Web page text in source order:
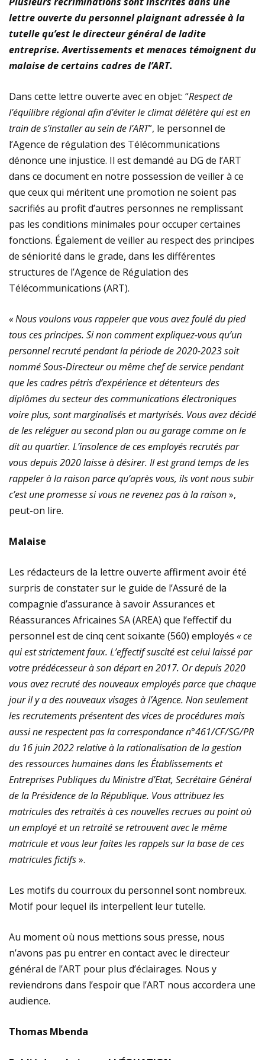
plastiques
Immersion au cœur de la transition écologique : La
FOCACO salue la transparence d’ECOGREEN et exige
le maintien strict du Cap 30% R-PET au 1er décembre
Tournoi de la Paix 2026 – Match d’ouverture :
rencontre féminine exceptionnelle !
lettre ouverte du personnel plaignant adressée à la
tutelle qu’est le directeur général de ladite
entreprise. Avertissements et menaces témoignent du
malaise de certains cadres de l’ART.
Dans cette lettre ouverte avec en objet: “Respect de
l’équilibre régional afin d’éviter le climat délétère qui est en
train de s’installer au sein de l’ART”, le personnel de
l’Agence de régulation des Télécommunications
dénonce une injustice. Il est demandé au DG de l’ART
dans ce document en notre possession de veiller à ce
que ceux qui méritent une promotion ne soient pas
sacrifiés au profit d’autres personnes ne remplissant
pas les conditions minimales pour occuper certaines
fonctions. Également de veiller au respect des principes
de séniorité dans le grade, dans les différentes
structures de l’Agence de Régulation des
Télécommunications (ART).
«Nous voulons vous rappeler que vous avez foulé du pied
tous ces principes. Si non comment expliquez-vous qu’un
personnel recruté pendant la période de 2020-2023 soit
nommé Sous-Directeur ou même chef de service pendant
que les cadres pétris d’expérience et détenteurs des
diplômes du secteur des communications électroniques
voire plus, sont marginalisés et martyrisés. Vous avez décidé
de les reléguer au second plan ou au garage comme on le
dit au quartier. L’insolence de ces employés recrutés par
vous depuis 2020 laisse à désirer. Il est grand temps de les
rappeler à la raison parce qu’après vous, ils vont nous subir
c’est une promesse si vous ne revenez pas à la raison»,
peut-on lire.
Malaise
Les rédacteurs de la lettre ouverte affirment avoir été
surpris de constater sur le guide de l’Assuré de la
compagnie d’assurance à savoir Assurances et
Réassurances Africaines SA (AREA) que l’effectif du
personnel est de cinq cent soixante (560) employés «ce
qui est strictement faux. L’effectif suscité est celui laissé par
votre prédécesseur à son départ en 2017. Or depuis 2020
vous avez recruté des nouveaux employés parce que chaque
jour il y a des nouveaux visages à l’Agence. Non seulement
les recrutements présentent des vices de procédures mais
aussi ne respectent pas la correspondance n°461/CF/SG/PR
du 16 juin 2022 relative à la rationalisation de la gestion
des ressources humaines dans les Établissements et
Entreprises Publiques du Ministre d’Etat, Secrétaire Général
de la Présidence de la République. Vous attribuez les
matricules des retraités à ces nouvelles recrues au point où
un employé et un retraité se retrouvent avec le même
matricule et vous leur faites les rappels sur la base de ces
matricules fictifs».
Les motifs du courroux du personnel sont nombreux.
Motif pour lequel ils interpellent leur tutelle.
Au moment où nous mettions sous presse, nous
n’avons pas pu entrer en contact avec le directeur
général de l’ART pour plus d’éclairages. Nous y
reviendrons dans l’espoir que l’ART nous accordera une
audience.
Thomas Mbenda